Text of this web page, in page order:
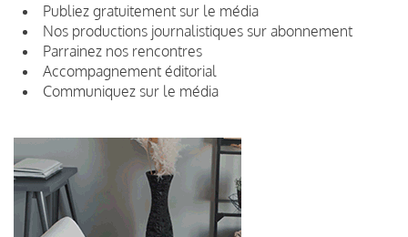
Publiez gratuitement sur le média
Nos productions journalistiques sur abonnement
Parrainez nos rencontres
Accompagnement éditorial
Communiquez sur le média